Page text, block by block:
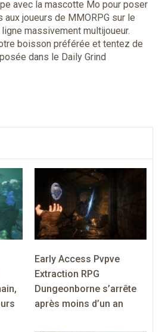
avec la mascotte Mo pour poser
joueurs de MMORPG sur le
massivement multijoueur.
boisson préférée et tentez de
dans le Daily Grind
Early Access Pvpve
Extraction RPG
Dungeonborne s’arrête
après moins d’un an